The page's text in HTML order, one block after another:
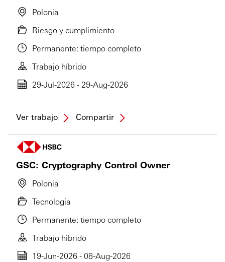
Polonia
Riesgo y cumplimiento
Permanente: tiempo completo
Trabajo híbrido
29-Jul-2026 - 29-Aug-2026
Ver trabajo Compartir
GSC: Cryptography Control Owner
Polonia
Tecnología
Permanente: tiempo completo
Trabajo híbrido
19-Jun-2026 - 08-Aug-2026